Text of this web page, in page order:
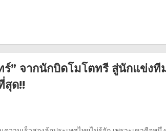
ร์” จากนักบิดโมโตทรี สู่นักแข่งที
สุด!!